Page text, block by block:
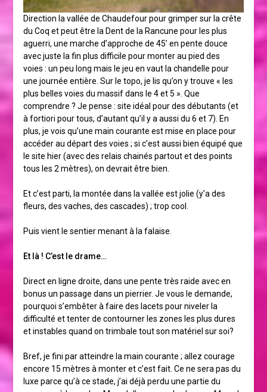
Direction la vallée de Chaudefour pour grimper sur la crête
du Coq et peut être la Dent de la Rancune pour les plus
aguerri, une marche d’approche de 45’ en pente douce
avec juste la fin plus difficile pour monter au pied des
voies : un peu long mais le jeu en vaut la chandelle pour
une journée entière. Sur le topo, je lis qu’on y trouve « les
plus belles voies du massif dans le 4 et 5 ». Que
comprendre ? Je pense : site idéal pour des débutants (et
à fortiori pour tous, d’autant qu’il y a aussi du 6 et 7). En
plus, je vois qu’une main courante est mise en place pour
accéder au départ des voies ; si c’est aussi bien équipé que
le site hier (avec des relais chainés partout et des points
tous les 2 mètres), on devrait être bien.
Et c’est parti, la montée dans la vallée est jolie (y’a des
fleurs, des vaches, des cascades) ; trop cool.
Puis vient le sentier menant à la falaise.
Et là ! C’est le drame…
Direct en ligne droite, dans une pente très raide avec en
bonus un passage dans un pierrier. Je vous le demande,
pourquoi s’embêter à faire des lacets pour niveler la
difficulté et tenter de contourner les zones les plus dures
et instables quand on trimbale tout son matériel sur soi?
Bref, je fini par atteindre la main courante ; allez courage
encore 15 mètres à monter et c’est fait. Ce ne sera pas du
luxe parce qu’à ce stade, j’ai déjà perdu une partie du